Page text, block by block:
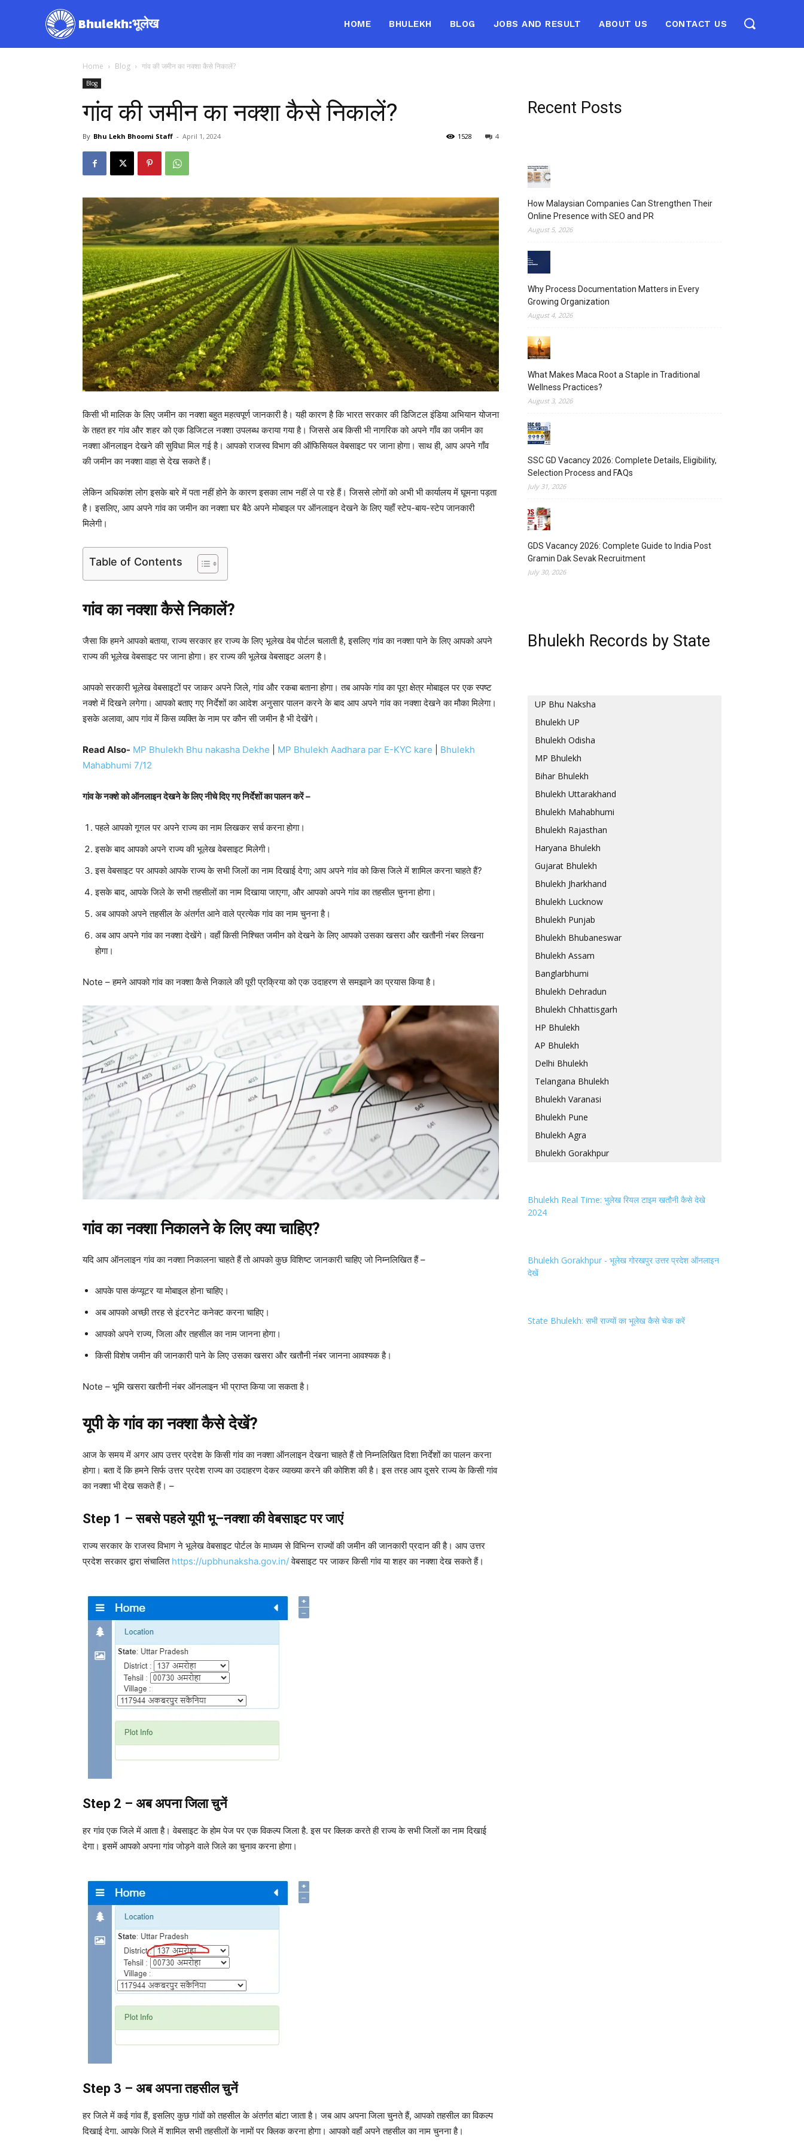
Bhulekh:भूलेख HOME BHULEKH BLOG JOBS AND RESULT ABOUT US CONTACT US
Home Blog गांव की जमीन का नक्शा कैसे निकालें?
Blog
गांव की जमीन का नक्शा कैसे निकालें?
By Bhu Lekh Bhoomi Staff - April 1, 2024 4
1528
किसी भी मालिक के लिए जमीन का नक्शा बहुत महत्वपूर्ण जानकारी है। यही कारण है कि भारत सरकार की डिजिटल इंडिया अभियान योजना
के तहत हर गांव और शहर को एक डिजिटल नक्शा उपलब्ध कराया गया है। जिससे अब किसी भी नागरिक को अपने गाँव का जमीन का
नक्शा ऑनलाइन देखने की सुविधा मिल गई है। आपको राजस्व विभाग की ऑफिसियल वेबसाइट पर जाना होगा। साथ ही, आप अपने गाँव
की जमीन का नक्शा वाहा से देख सकते हैं।
लेकिन अधिकांश लोग इसके बारे में पता नहीं होने के कारण इसका लाभ नहीं ले पा रहे हैं। जिससे लोगों को अभी भी कार्यालय में घूमना पड़ता
है। इसलिए, आप अपने गांव का जमीन का नक्शा घर बैठे अपने मोबाइल पर ऑनलाइन देखने के लिए यहाँ स्टेप-बाय-स्टेप जानकारी
मिलेगी।
Table of Contents
गांव का नक्शा कैसे निकालें?
जैसा कि हमने आपको बताया, राज्य सरकार हर राज्य के लिए भूलेख वेब पोर्टल चलाती है, इसलिए गांव का नक्शा पाने के लिए आपको अपने
राज्य की भूलेख वेबसाइट पर जाना होगा। हर राज्य की भूलेख वेबसाइट अलग है।
आपको सरकारी भूलेख वेबसाइटों पर जाकर अपने जिले, गांव और रकबा बताना होगा। तब आपके गांव का पूरा क्षेत्र मोबाइल पर एक स्पष्ट
नक्शे में दिखने लगेगा। आपको बताए गए निर्देशों का आदेश अनुसार पालन करने के बाद आप अपने गांव का नक्शा देखने का मौका मिलेगा।
इसके अलावा, आप गांव में किस व्यक्ति के नाम पर कौन सी जमीन है भी देखेंगे।
Read Also- MP Bhulekh Bhu nakasha Dekhe MP Bhulekh Aadhara par E-KYC kare
Bhulekh
Mahabhumi 7/12
गांव के नक्शे को ऑनलाइन देखने के लिए नीचे दिए गए निर्देशों का पालन करें –
पहले आपको गूगल पर अपने राज्य का नाम लिखकर सर्च करना होगा।
इसके बाद आपको अपने राज्य की भूलेख वेबसाइट मिलेगी।
इस वेबसाइट पर आपको आपके राज्य के सभी जिलों का नाम दिखाई देगा; आप अपने गांव को किस जिले में शामिल करना चाहते हैं?
इसके बाद, आपके जिले के सभी तहसीलों का नाम दिखाया जाएगा, और आपको अपने गांव का तहसील चुनना होगा।
अब आपको अपने तहसील के अंतर्गत आने वाले प्रत्येक गांव का नाम चुनना है।
अब आप अपने गांव का नक्शा देखेंगे। वहाँ किसी निश्चित जमीन को देखने के लिए आपको उसका खसरा और खतौनी नंबर लिखना
होगा।
Note – हमने आपको गांव का नक्शा कैसे निकाले की पूरी प्रक्रिया को एक उदाहरण से समझाने का प्रयास किया है।
गांव का नक्शा निकालने के लिए क्या चाहिए?
यदि आप ऑनलाइन गांव का नक्शा निकालना चाहते हैं तो आपको कुछ विशिष्ट जानकारी चाहिए जो निम्नलिखित हैं –
आपके पास कंप्यूटर या मोबाइल होना चाहिए।
अब आपको अच्छी तरह से इंटरनेट कनेक्ट करना चाहिए।
आपको अपने राज्य, जिला और तहसील का नाम जानना होगा।
किसी विशेष जमीन की जानकारी पाने के लिए उसका खसरा और खतौनी नंबर जानना आवश्यक है।
Note – भूमि खसरा खतौनी नंबर ऑनलाइन भी प्राप्त किया जा सकता है।
यूपी के गांव का नक्शा कैसे देखें?
आज के समय में अगर आप उत्तर प्रदेश के किसी गांव का नक्शा ऑनलाइन देखना चाहते हैं तो निम्नलिखित दिशा निर्देशों का पालन करना
होगा। बता दें कि हमने सिर्फ उत्तर प्रदेश राज्य का उदाहरण देकर व्याख्या करने की कोशिश की है। इस तरह आप दूसरे राज्य के किसी गांव
का नक्शा भी देख सकते हैं। –
Step 1 –सबसे पहले यूपी भू–नक्शा की वेबसाइट पर जाएं
राज्य सरकार के राजस्व विभाग ने भूलेख वेबसाइट पोर्टल के माध्यम से विभिन्न राज्यों की जमीन की जानकारी प्रदान की है। आप उत्तर
प्रदेश सरकार द्वारा संचालित https://upbhunaksha.gov.in/वेबसाइट पर जाकर किसी गांव या शहर का नक्शा देख सकते हैं।
Step 2 – अब अपना जिला चुनें
हर गांव एक जिले में आता है। वेबसाइट के होम पेज पर एक विकल्प जिला है. इस पर क्लिक करते ही राज्य के सभी जिलों का नाम दिखाई
देगा। इसमें आपको अपना गांव जोड़ने वाले जिले का चुनाव करना होगा।
Step 3 – अब अपना तहसील चुनें
हर जिले में कई गांव हैं, इसलिए कुछ गांवों को तहसील के अंतर्गत बांटा जाता है। जब आप अपना जिला चुनते हैं, आपको तहसील का विकल्प
दिखाई देगा. आपके जिले में शामिल सभी तहसीलों के नामों पर क्लिक करना होगा। आपको वहाँ अपने तहसील का नाम चुनना है।
Recent Posts
How Malaysian Companies Can Strengthen Their
Online Presence with SEO and PR
August 5, 2026
Why Process Documentation Matters in Every
Growing Organization
August 4, 2026
What Makes Maca Root a Staple in Traditional
Wellness Practices?
August 3, 2026
SSC GD Vacancy 2026: Complete Details, Eligibility,
Selection Process and FAQs
July 31, 2026
GDS Vacancy 2026: Complete Guide to India Post
Gramin Dak Sevak Recruitment
July 30, 2026
Bhulekh Records by State
UP Bhu Naksha
Bhulekh UP
Bhulekh Odisha
MP Bhulekh
Bihar Bhulekh
Bhulekh Uttarakhand
Bhulekh Mahabhumi
Bhulekh Rajasthan
Haryana Bhulekh
Gujarat Bhulekh
Bhulekh Jharkhand
Bhulekh Lucknow
Bhulekh Punjab
Bhulekh Bhubaneswar
Bhulekh Assam
Banglarbhumi
Bhulekh Dehradun
Bhulekh Chhattisgarh
HP Bhulekh
AP Bhulekh
Delhi Bhulekh
Telangana Bhulekh
Bhulekh Varanasi
Bhulekh Pune
Bhulekh Agra
Bhulekh Gorakhpur
Bhulekh Real Time: भुलेख रियल टाइम खतौनी कैसे देखे
2024
Bhulekh Gorakhpur - भूलेख गोरखपुर उत्तर प्रदेश ऑनलाइन
देखें
State Bhulekh: सभी राज्यों का भूलेख कैसे चेक करें